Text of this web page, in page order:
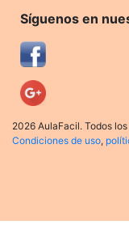
Síguenos en
2026 AulaFacil. Todos
Condiciones de uso,